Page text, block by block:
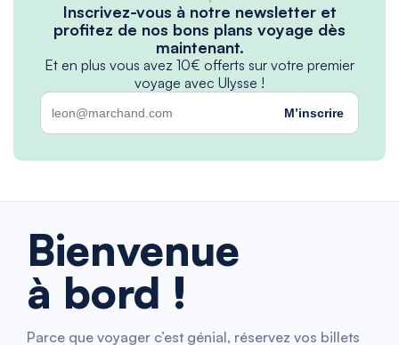
Inscrivez-vous à notre newsletter et
profitez de nos bons plans voyage dès
maintenant.
Et en plus vous avez 10€ offerts sur votre premier
voyage avec Ulysse !
M’inscrire
Bienvenue
à bord !
Parce que voyager c’est génial, réservez vos billets